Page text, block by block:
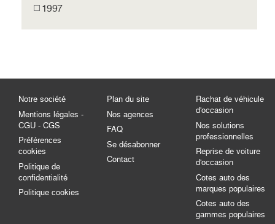
1997
Notre société
Mentions légales -
CGU - CGS
Préférences
cookies
Politique de
confidentialité
Politique cookies
Plan du site
Nos agences
FAQ
Se désabonner
Contact
Rachat de véhicule
d'occasion
Nos solutions
professionnelles
Reprise de voiture
d'occasion
Cotes auto des
marques populaires
Cotes auto des
gammes populaires